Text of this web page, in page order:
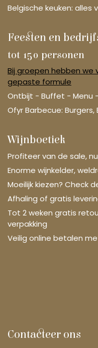
Belgische keuken: alles
Feesten en
tot 150 personen
Bij groepen hebben we
gepaste formule
Ontbijt - Buffet - Menu
Ofyr Barbecue:
Wijnboetiek
Profiteer van de sale,
Enorme wijnkelder,
Moeilijk kiezen? Check
Afhaling of gratis
Tot 2 weken gratis
verpakking
Veilig online betalen
Contacteer ons